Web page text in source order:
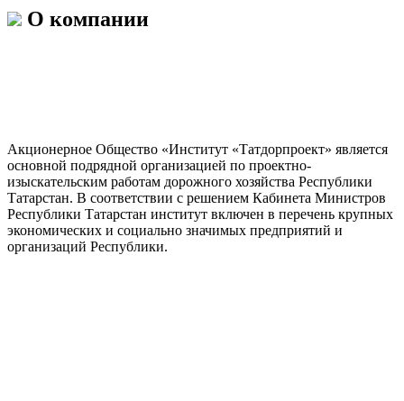
О компании
Акционерное Общество «Институт «Татдорпроект» является
основной подрядной организацией по проектно-
изыскательским работам дорожного хозяйства Республики
Татарстан. В соответствии с решением Кабинета Министров
Республики Татарстан институт включен в перечень крупных
экономических и социально значимых предприятий и
организаций Республики.